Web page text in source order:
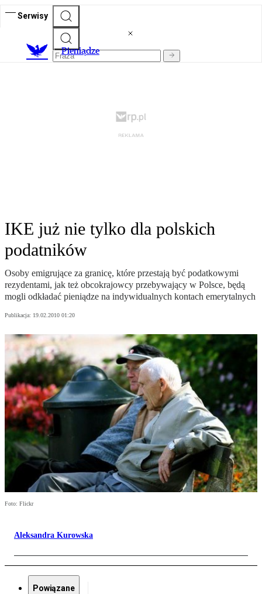
Serwisy
Pieniądze
IKE już nie tylko dla polskich
podatników
Osoby emigrujące za granicę, które przestają być podatkowymi
rezydentami, jak też obcokrajowcy przebywający w Polsce, będą
mogli odkładać pieniądze na indywidualnych kontach emerytalnych
Publikacja: 19.02.2010 01:20
Foto: Flickr
Aleksandra Kurowska
Powiązane